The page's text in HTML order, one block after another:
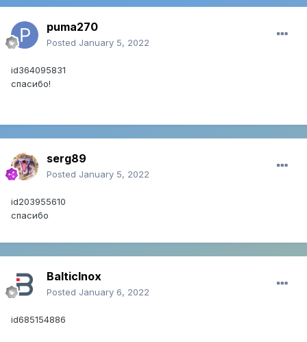
puma270
Posted January 5, 2022
id364095831
cпасибо!
serg89
Posted January 5, 2022
id203955610
спасибо
BalticInox
Posted January 6, 2022
id685154886